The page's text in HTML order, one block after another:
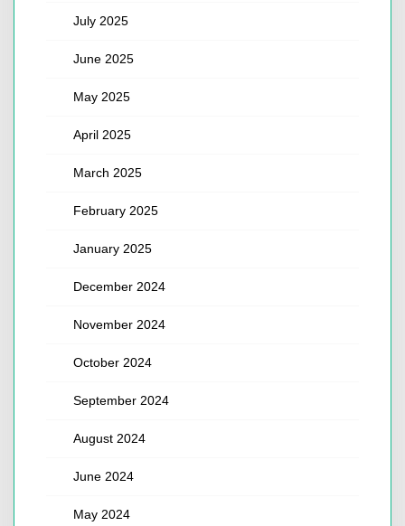
July 2025
June 2025
May 2025
April 2025
March 2025
February 2025
January 2025
December 2024
November 2024
October 2024
September 2024
August 2024
June 2024
May 2024